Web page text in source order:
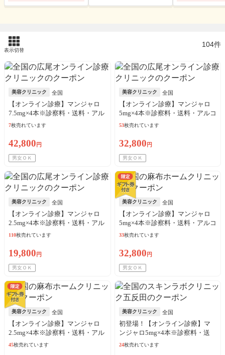
表示切替
104件
美容クリニック 全国
【オンライン診療】マンジャロ
7.5mg×4本※診察料・送料・アル
コール綿込
7枚売れています
42,800 円
男女ＯＫ
美容クリニック 全国
【オンライン診療】マンジャロ
5mg×4本※診察料・送料・アルコ
ール綿込
53枚売れています
32,800 円
男女ＯＫ
美容クリニック 全国
【オンライン診療】マンジャロ
2.5mg×4本※診察料・送料・アル
コール綿込
110枚売れています
19,800 円
男女ＯＫ
美容クリニック 全国
【オンライン診療】マンジャロ
5mg×4本※診察料・送料・アルコ
ール綿込／リピート可
33枚売れています
32,800 円
男女ＯＫ
美容クリニック 全国
【オンライン診療】マンジャロ
2.5mg×4本※診察料・送料・アル
コール綿込／リピート可
45枚売れています
美容クリニック 全国
初登場！【オンライン診療】マ
ンジャロ5mg×4本※診察料・送
料・アルコール綿込／リピート
24枚売れています